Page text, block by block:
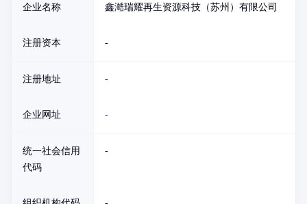
企业名称 鑫澔瑞耀再生资源科技（苏州）有限公司
注册资本 -
注册地址 -
企业网址 -
统一社会信用
代码
-